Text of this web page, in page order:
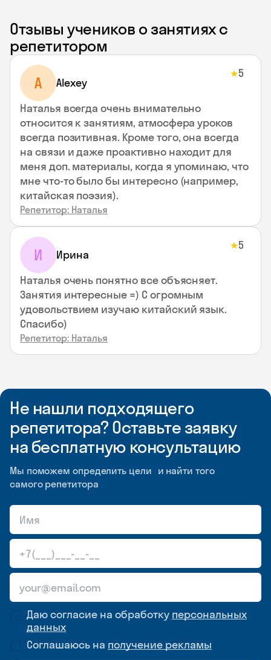
Отзывы учеников о занятиях с
репетитором
A Alexey
★5
Наталья всегда очень внимательно
относится к занятиям, атмосфера уроков
всегда позитивная. Кроме того, она всегда
на связи и даже проактивно находит для
меня доп. материалы, когда я упоминаю, что
мне что-то было бы интересно (например,
китайская поэзия).
Репетитор: Наталья
И Ирина
★5
Наталья очень понятно все объясняет.
Занятия интересные =) С огромным
удовольствием изучаю китайский язык.
Спасибо)
Репетитор: Наталья
Не нашли подходящего
репетитора? Оставьте заявку
на бесплатную консультацию
Мы поможем определить цели и найти того
самого репетитора
Даю согласие на обработку персональных
данных
Соглашаюсь на получение рекламы